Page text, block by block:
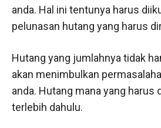
anda. Hal ini tentunya harus
pelunasan hutang yang harus
Hutang yang jumlahnya tidak
akan menimbulkan
anda. Hutang mana yang harus
terlebih dahulu.